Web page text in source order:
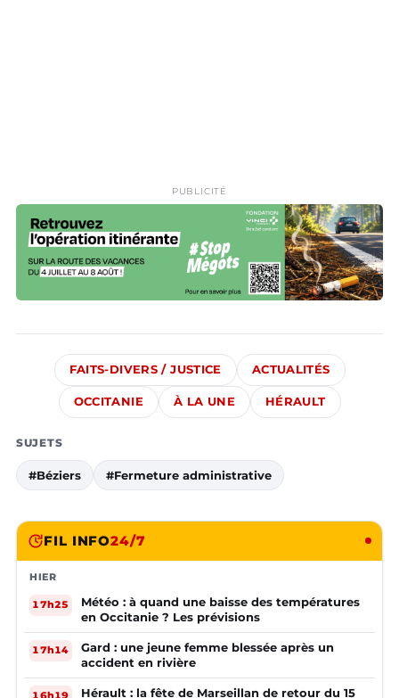
PUBLICITÉ
FAITS-DIVERS / JUSTICE ACTUALITÉS
OCCITANIE À LA UNE HÉRAULT
SUJETS
#Béziers #Fermeture administrative
FIL INFO24/7
HIER
17h25
Météo : à quand une baisse des températures
en Occitanie ? Les prévisions
17h14
Gard : une jeune femme blessée après un
accident en rivière
Hérault : la fête de Marseillan de retour du 15